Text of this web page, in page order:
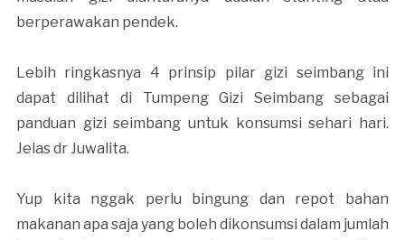
berperawakan pendek.
Lebih ringkasnya 4 prinsip pilar gizi seimbang ini
dapat dilihat di Tumpeng Gizi Seimbang sebagai
panduan gizi seimbang untuk konsumsi sehari hari.
Jelas dr Juwalita.
Yup kita nggak perlu bingung dan repot bahan
makanan apa saja yang boleh dikonsumsi dalam jumlah